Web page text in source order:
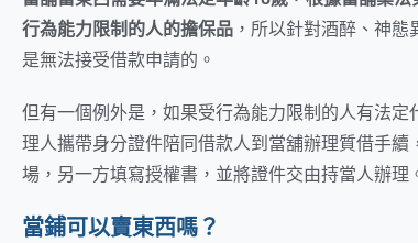
行為能力限制的人的擔保品 ，所以針對酒醉、神
是無法接受借款申請的。
但有一個例外是，如果受行為能力限制的人有法
理人攜帶身分證件陪同借款人到當舖辦理質借手
場，另一方填寫授權書，並將證件交由持當人辦理
當鋪可以賣東西嗎？